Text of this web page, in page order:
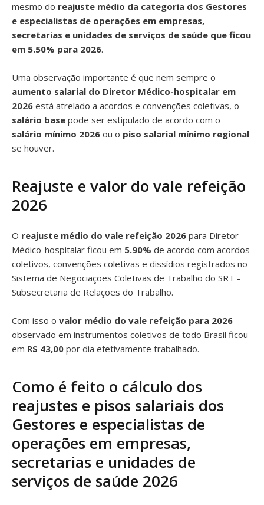
mesmo do reajuste médio da categoria dos Gestores
e especialistas de operações em empresas,
secretarias e unidades de serviços de saúde que ficou
em 5.50% para 2026.
Uma observação importante é que nem sempre o
aumento salarial do Diretor Médico-hospitalar em
2026 está atrelado a acordos e convenções coletivas, o
salário base pode ser estipulado de acordo com o
salário mínimo 2026 ou o piso salarial mínimo regional
se houver.
Reajuste e valor do vale refeição
2026
O reajuste médio do vale refeição 2026 para Diretor
Médico-hospitalar ficou em 5.90% de acordo com acordos
coletivos, convenções coletivas e dissídios registrados no
Sistema de Negociações Coletivas de Trabalho do SRT -
Subsecretaria de Relações do Trabalho.
Com isso o valor médio do vale refeição para 2026
observado em instrumentos coletivos de todo Brasil ficou
em R$ 43,00 por dia efetivamente trabalhado.
Como é feito o cálculo dos
reajustes e pisos salariais dos
Gestores e especialistas de
operações em empresas,
secretarias e unidades de
serviços de saúde 2026